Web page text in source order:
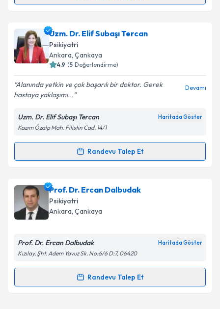
almanız için bir takvim hazırlandığında e-posta ile
bilgilendireceğiz.
E-posta Adresiniz
Metni'ni okudum ve kişisel verilerimin belirtilen
kapsamda işlenmesini kabul ediyorum.
Takvim Talebini Gönder
Uzm. Dr. Elif Subaşı Tercan
Psikiyatri
Ankara, Çankaya
4.9 (5 Değerlendirme)
Alanında yetkin ve çok başarılı bir doktor. Gerek
hastaya yaklaşımı...
Devamı
Uzm. Dr. Elif Subaşı Tercan Haritada Göster
Kazım Özalp Mah. Filistin Cad. 14/1
Randevu Talep Et
Randevu Takvimi Talebi
Uzm. Dr. Elif Subaşı Tercaniçin randevu takvimi
talebi oluşturun. Size bu uzmandan randevu almanız
için bir takvim hazırlandığında e-posta ile
bilgilendireceğiz.
Kişisel verilerimin işlenmesine ilişkinAydınlatma
Prof. Dr. Ercan Dalbudak
Psikiyatri
Ankara, Çankaya
Prof. Dr. Ercan Dalbudak Haritada Göster
Kızılay, Şht. Adem Yavuz Sk. No:6/6 D:7, 06420
Randevu Talep Et
Randevu Takvimi Talebi